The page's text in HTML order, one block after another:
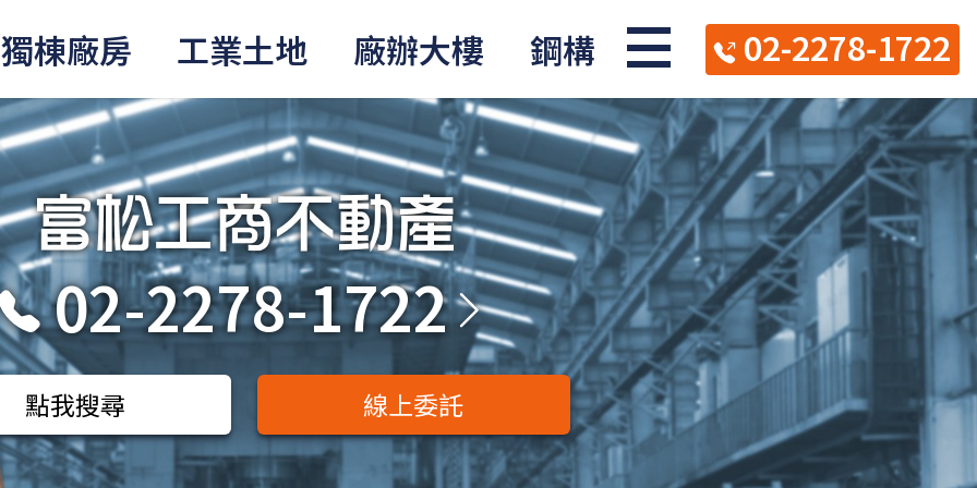
獨棟廠房 工業土地 廠辦大樓 鋼構 02-2278-1722
02-2278-1722
點我搜尋 線上委託